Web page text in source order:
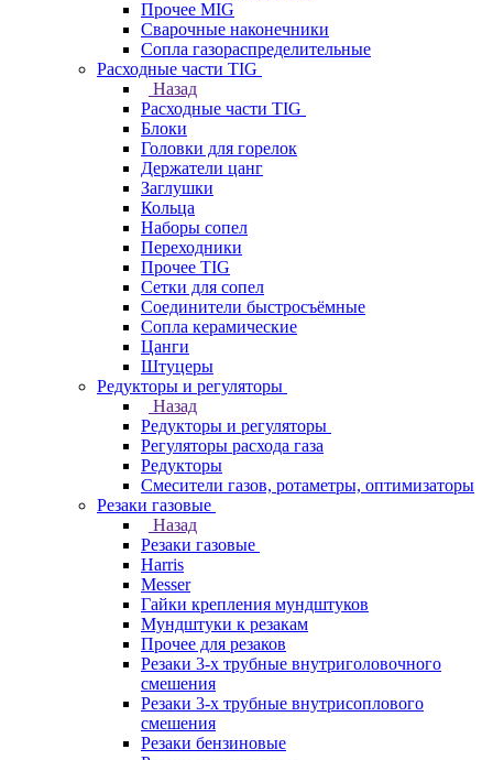
Прочее MIG
Сварочные наконечники
Сопла газораспределительные
Расходные части TIG
Назад
Расходные части TIG
Блоки
Головки для горелок
Держатели цанг
Заглушки
Кольца
Наборы сопел
Переходники
Прочее TIG
Сетки для сопел
Соединители быстросъёмные
Сопла керамические
Цанги
Штуцеры
Редукторы и регуляторы
Назад
Редукторы и регуляторы
Регуляторы расхода газа
Редукторы
Смесители газов, ротаметры, оптимизаторы
Резаки газовые
Назад
Резаки газовые
Harris
Messer
Гайки крепления мундштуков
Мундштуки к резакам
Прочее для резаков
Резаки 3-х трубные внутриголовочного
смешения
Резаки 3-х трубные внутрисоплового
смешения
Резаки бензиновые